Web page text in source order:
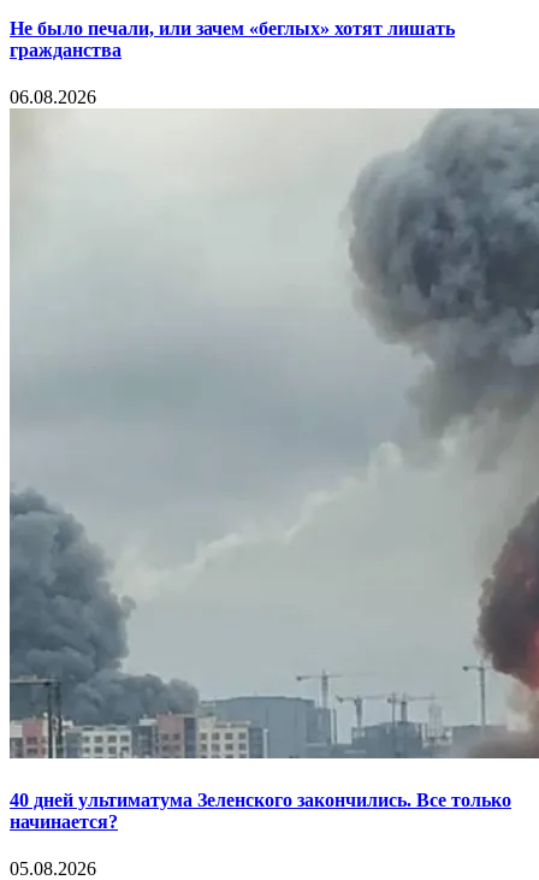
Не было печали, или зачем «беглых» хотят лишать
гражданства
06.08.2026
40 дней ультиматума Зеленского закончились. Все только
начинается?
05.08.2026